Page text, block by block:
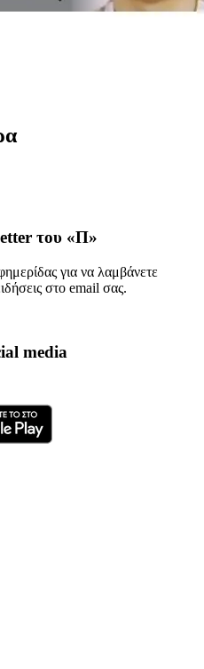
του «Π»
για να λαμβάνετε
στο email σας.
media